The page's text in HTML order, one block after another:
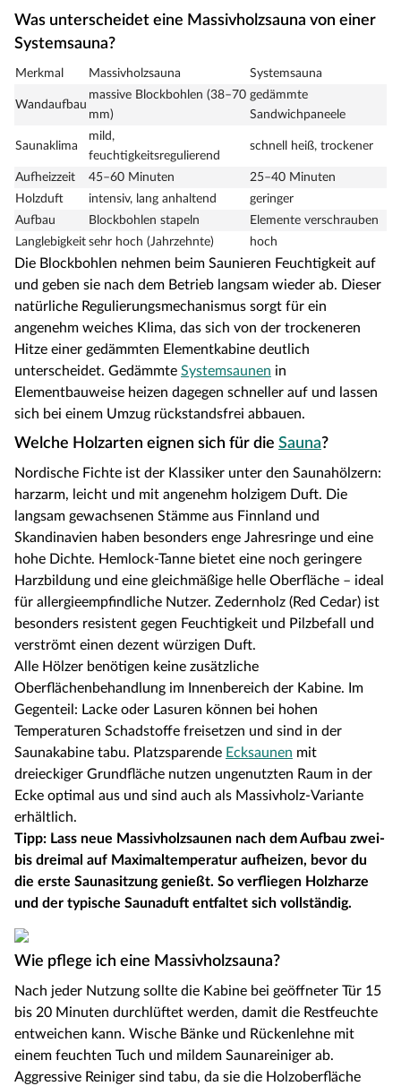
Was unterscheidet eine Massivholzsauna von einer
Systemsauna?
Merkmal Massivholzsauna Systemsauna
Wandaufbau
massive Blockbohlen (38–70
mm)
gedämmte
Sandwichpaneele
Saunaklima
mild,
feuchtigkeitsregulierend
schnell heiß, trockener
Aufheizzeit 45–60 Minuten
25–40 Minuten
Holzduft
intensiv, lang anhaltend
geringer
Aufbau
Blockbohlen stapeln
Elemente verschrauben
Langlebigkeit sehr hoch (Jahrzehnte) hoch
Die Blockbohlen nehmen beim Saunieren Feuchtigkeit auf
und geben sie nach dem Betrieb langsam wieder ab. Dieser
natürliche Regulierungsmechanismus sorgt für ein
angenehm weiches Klima, das sich von der trockeneren
Hitze einer gedämmten Elementkabine deutlich
unterscheidet. Gedämmte Systemsaunen in
Elementbauweise heizen dagegen schneller auf und lassen
sich bei einem Umzug rückstandsfrei abbauen.
Welche Holzarten eignen sich für die Sauna?
Nordische Fichte ist der Klassiker unter den Saunahölzern:
harzarm, leicht und mit angenehm holzigem Duft. Die
langsam gewachsenen Stämme aus Finnland und
Skandinavien haben besonders enge Jahresringe und eine
hohe Dichte. Hemlock-Tanne bietet eine noch geringere
Harzbildung und eine gleichmäßige helle Oberfläche – ideal
für allergieempfindliche Nutzer. Zedernholz (Red Cedar) ist
besonders resistent gegen Feuchtigkeit und Pilzbefall und
verströmt einen dezent würzigen Duft.
Alle Hölzer benötigen keine zusätzliche
Oberflächenbehandlung im Innenbereich der Kabine. Im
Gegenteil: Lacke oder Lasuren können bei hohen
Temperaturen Schadstoffe freisetzen und sind in der
Saunakabine tabu. Platzsparende Ecksaunen mit
dreieckiger Grundfläche nutzen ungenutzten Raum in der
Ecke optimal aus und sind auch als Massivholz-Variante
erhältlich.
Tipp: Lass neue Massivholzsaunen nach dem Aufbau zwei-
bis dreimal auf Maximaltemperatur aufheizen, bevor du
die erste Saunasitzung genießt. So verfliegen Holzharze
und der typische Saunaduft entfaltet sich vollständig.
Wie pflege ich eine Massivholzsauna?
Nach jeder Nutzung sollte die Kabine bei geöffneter Tür 15
bis 20 Minuten durchlüftet werden, damit die Restfeuchte
entweichen kann. Wische Bänke und Rückenlehne mit
einem feuchten Tuch und mildem Saunareiniger ab.
Aggressive Reiniger sind tabu, da sie die Holzoberfläche